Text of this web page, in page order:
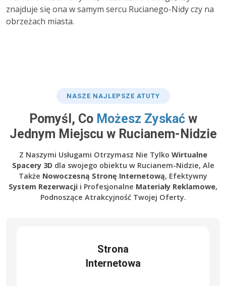
znajduje się ona w samym sercu Rucianego-Nidy czy na
obrzeżach miasta.
NASZE NAJLEPSZE ATUTY
Pomyśl, Co Możesz Zyskaćw
Jednym Miejscu w Rucianem-Nidzie
Z Naszymi Usługami Otrzymasz Nie Tylko Wirtualne
Spacery 3Ddla swojego obiektu w Rucianem-Nidzie, Ale
Także Nowoczesną Stronę Internetową, Efektywny
System Rezerwacji i Profesjonalne Materiały Reklamowe,
Podnoszące Atrakcyjność Twojej Oferty.
Strona
Internetowa